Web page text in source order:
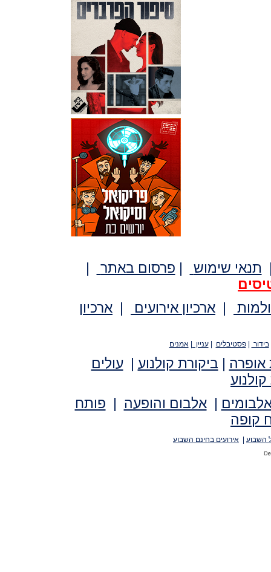
תנאי שימוש | פרסום באתר
|
| ארכיון אירועים | ארכיון
בידור |פסטיבלים |עניין |אמנים
אופרה | ביקורת קולנוע |עולים
קולנוע
|אלבום והופעה | פותח
קופה
השבוע אירועים בחינם השבוע